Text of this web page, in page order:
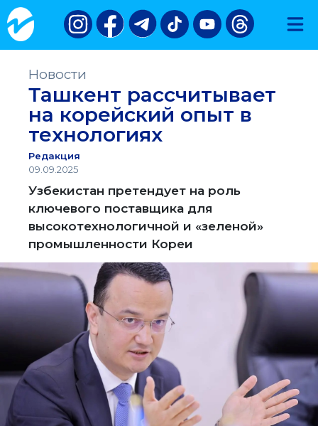
Новости
Ташкент рассчитывает
на корейский опыт в
технологиях
Редакция
09.09.2025
Узбекистан претендует на роль
ключевого поставщика для
высокотехнологичной и «зеленой»
промышленности Кореи